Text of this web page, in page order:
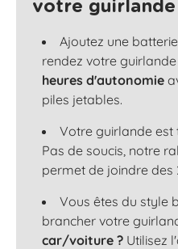
votre guirlande
Ajoutez une
rendez votre
heures d'autonomie
piles jetables.
Votre guirlande est
Pas de soucis, notre
permet de joindre des
Vous êtes du style
brancher votre
car/voiture ? Utilisez